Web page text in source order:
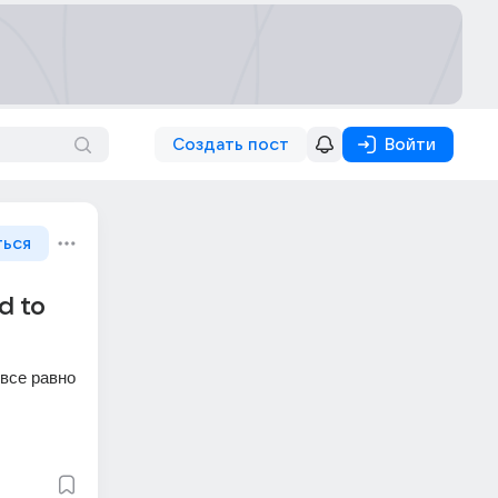
Создать пост Войти
to
равно